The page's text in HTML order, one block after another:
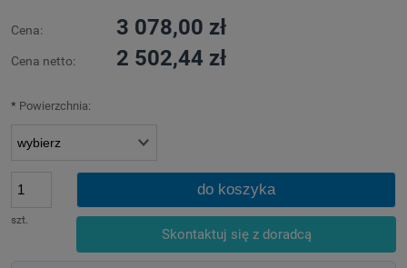
Cena: 3 078,00 zł
Cena netto: 2 502,44 zł
* Powierzchnia:
szt.
do koszyka
Skontaktuj się z doradcą